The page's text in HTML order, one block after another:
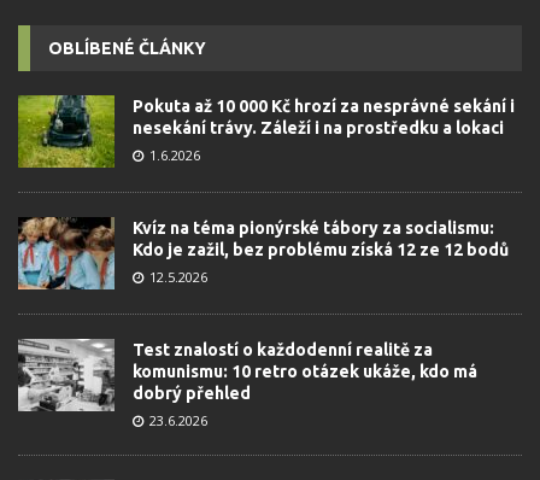
OBLÍBENÉ ČLÁNKY
Pokuta až 10 000 Kč hrozí za nesprávné sekání i
nesekání trávy. Záleží i na prostředku a lokaci
1.6.2026
Kvíz na téma pionýrské tábory za socialismu:
Kdo je zažil, bez problému získá 12 ze 12 bodů
12.5.2026
Test znalostí o každodenní realitě za
komunismu: 10 retro otázek ukáže, kdo má
dobrý přehled
23.6.2026